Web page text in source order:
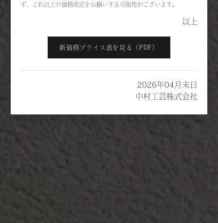
ず、これ以上の価格改定をお願いする可能性がございます。
以上
新価格プライス表を見る（PDF）
2026年04月末日
中村工芸株式会社